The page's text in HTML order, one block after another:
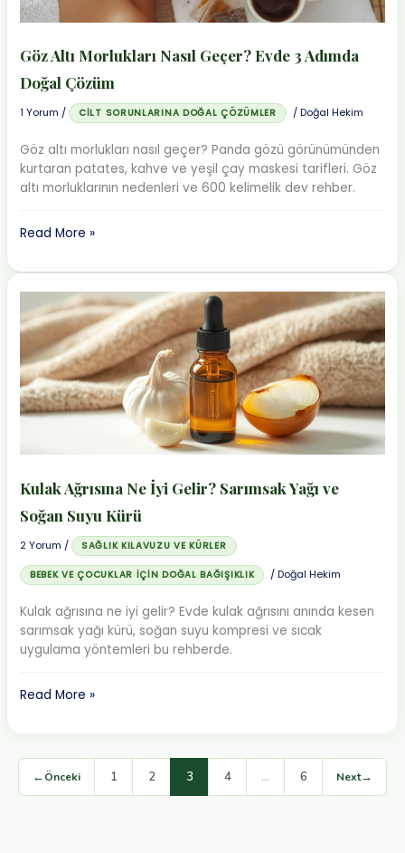
Göz Altı Morlukları Nasıl Geçer? Evde 3 Adımda
Doğal Çözüm
1 Yorum / CILT SORUNLARINA DOĞAL ÇÖZÜMLER /Doğal Hekim
Göz altı morlukları nasıl geçer? Panda gözü görünümünden
kurtaran patates, kahve ve yeşil çay maskesi tarifleri. Göz
altı morluklarının nedenleri ve 600 kelimelik dev rehber.
Göz
Morlukları
Nasıl
Geçer?
Evde
Adımda
Doğal
Çözüm
Read More »
Kulak Ağrısına Ne İyi Gelir? Sarımsak Yağı ve
Soğan Suyu Kürü
2 Yorum / SAĞLIK KILAVUZU VE KÜRLER
BEBEK VE ÇOCUKLAR İÇIN DOĞAL BAĞIŞIKLIK /Doğal Hekim
Kulak ağrısına ne iyi gelir? Evde kulak ağrısını anında kesen
sarımsak yağı kürü, soğan suyu kompresi ve sıcak
uygulama yöntemleri bu rehberde.
Kulak
Gelir?
Sarımsak
Read More »
←Önceki 1 2 3 4 … 6 Next→